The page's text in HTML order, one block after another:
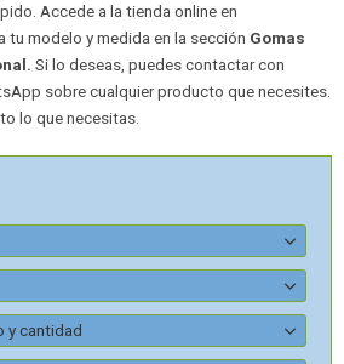
Accede a la tienda online en
tu modelo y medida en la sección Gomas
Si lo deseas, puedes contactar con
sobre cualquier producto que necesites.
lo que necesitas.
y cantidad